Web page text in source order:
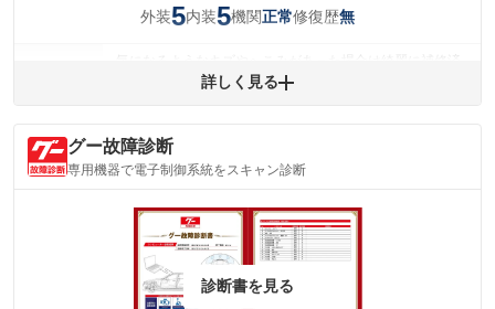
外装5内装5機関正常修復歴無
みですが、 小さなキズやヘコミが残っている場合もありま
内装
(内装状態)
気になる汚れ等がない綺麗な室内を保っています。
主要機関に不具合はありません。
詳細は鑑定書をご確認ください。
※グー鑑定は保証サービスではございません。購入時は必ず現車をご確認
詳しく見る
グー故障診断
専用機器で電子制御系統をスキャン診断
診断書を見る